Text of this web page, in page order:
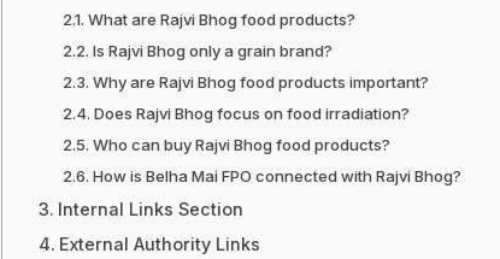
What are Rajvi Bhog food products?
Is Rajvi Bhog only a grain brand?
Why are Rajvi Bhog food products important?
Does Rajvi Bhog focus on food irradiation?
Who can buy Rajvi Bhog food products?
How is Belha Mai FPO connected with Rajvi Bhog?
Internal Links Section
External Authority Links